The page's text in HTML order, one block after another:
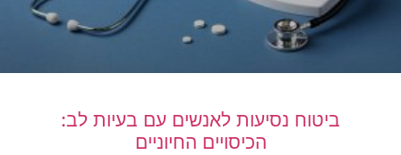
ביטוח נסיעות לאנשים עם בעיות לב:
הכיסויים החיוניים